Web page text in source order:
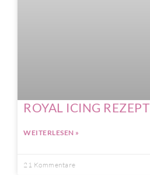
ROYAL ICING REZEPT
WEITERLESEN »
21 Kommentare